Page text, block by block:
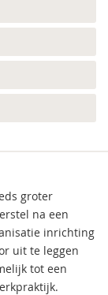
groter
na een
inrichting
uit te leggen
tot een